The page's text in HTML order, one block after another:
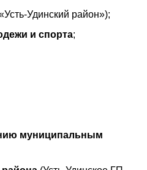
Удинский район»);
и спорта;
муниципальным